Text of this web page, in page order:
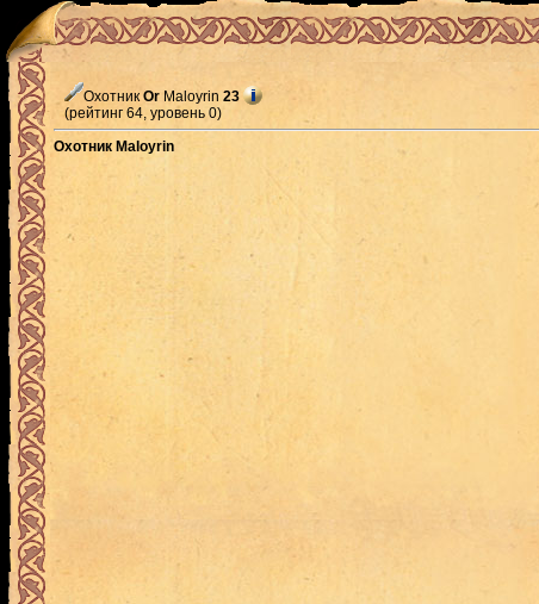
ОхотникOr Maloyrin 23
(рейтинг 64, уровень 0)
Охотник Maloyrin